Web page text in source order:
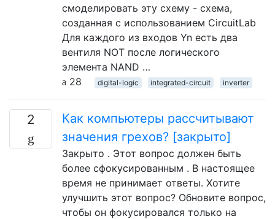
смоделировать эту схему - схема,
созданная с использованием CircuitLab
Для каждого из входов Yn есть два
вентиля NOT после логического
элемента NAND …
28
digital-logic integrated-circuit inverter
2
Как компьютеры рассчитывают
значения грехов? [закрыто]
Закрыто . Этот вопрос должен быть
более сфокусированным . В настоящее
время не принимает ответы. Хотите
улучшить этот вопрос? Обновите вопрос,
чтобы он фокусировался только на